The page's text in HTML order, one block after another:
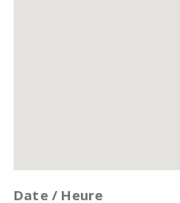
Date / Heure